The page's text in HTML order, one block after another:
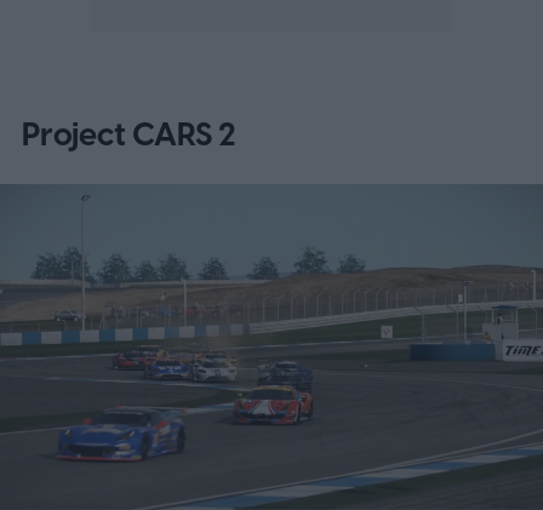
Project CARS 2